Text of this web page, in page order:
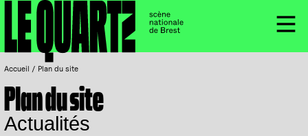
Panneau de gestion des cookies
Accueil
Menu
Accueil / Plan du site
Plan du site
Actualités